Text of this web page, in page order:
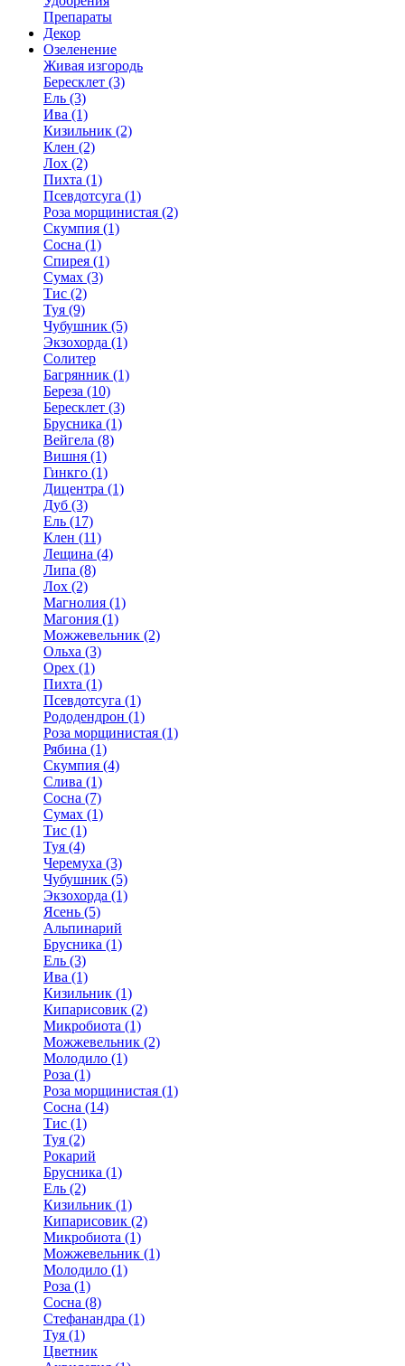
Препараты
Декор
Озеленение
Живая изгородь
Бересклет (3)
Ель (3)
Ива (1)
Кизильник (2)
Клен (2)
Лох (2)
Пихта (1)
Псевдотсуга (1)
Роза морщинистая (2)
Скумпия (1)
Сосна (1)
Спирея (1)
Сумах (3)
Тис (2)
Туя (9)
Чубушник (5)
Экзохорда (1)
Солитер
Багрянник (1)
Береза (10)
Бересклет (3)
Брусника (1)
Вейгела (8)
Вишня (1)
Гинкго (1)
Дицентра (1)
Дуб (3)
Ель (17)
Клен (11)
Лещина (4)
Липа (8)
Лох (2)
Магнолия (1)
Магония (1)
Можжевельник (2)
Ольха (3)
Орех (1)
Пихта (1)
Псевдотсуга (1)
Рододендрон (1)
Роза морщинистая (1)
Рябина (1)
Скумпия (4)
Слива (1)
Сосна (7)
Сумах (1)
Тис (1)
Туя (4)
Черемуха (3)
Чубушник (5)
Экзохорда (1)
Ясень (5)
Альпинарий
Брусника (1)
Ель (3)
Ива (1)
Кизильник (1)
Кипарисовик (2)
Микробиота (1)
Можжевельник (2)
Молодило (1)
Роза (1)
Роза морщинистая (1)
Сосна (14)
Тис (1)
Туя (2)
Рокарий
Брусника (1)
Ель (2)
Кизильник (1)
Кипарисовик (2)
Микробиота (1)
Можжевельник (1)
Молодило (1)
Роза (1)
Сосна (8)
Стефанандра (1)
Туя (1)
Цветник